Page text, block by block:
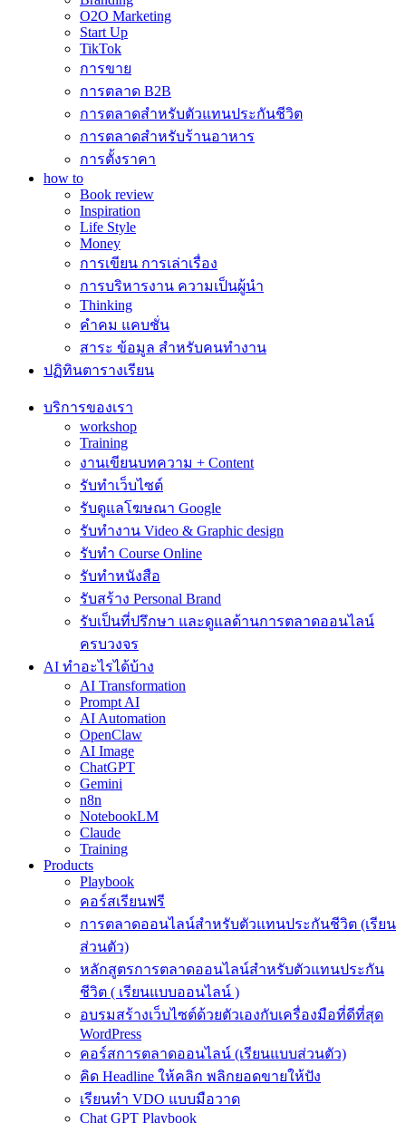
O2O Marketing
Start Up
TikTok
การขาย
การตลาด B2B
การตลาดสำหรับตัวแทนประกันชีวิต
การตลาดสำหรับร้านอาหาร
การตั้งราคา
how to
Book review
Inspiration
Life Style
Money
การเขียน การเล่าเรื่อง
การบริหารงาน ความเป็นผู้นำ
Thinking
คำคม แคบชั่น
สาระ ข้อมูล สำหรับคนทำงาน
ปฏิทินตารางเรียน
บริการของเรา
workshop
Training
งานเขียนบทความ + Content
รับทำเว็บไซต์
รับดูแลโฆษณา Google
รับทำงาน Video & Graphic design
รับทำ Course Online
รับทำหนังสือ
รับสร้าง Personal Brand
รับเป็นที่ปรึกษา และดูแลด้านการตลาดออนไลน์
ครบวงจร
AI ทำอะไรได้บ้าง
AI Transformation
Prompt AI
AI Automation
OpenClaw
AI Image
ChatGPT
Gemini
n8n
NotebookLM
Claude
Training
Products
Playbook
คอร์สเรียนฟรี
การตลาดออนไลน์สำหรับตัวแทนประกันชีวิต (เรียน
ส่วนตัว)
หลักสูตรการตลาดออนไลน์สำหรับตัวแทนประกัน
ชีวิต ( เรียนแบบออนไลน์ )
อบรมสร้างเว็บไซต์ด้วยตัวเองกับเครื่องมือที่ดีที่สุด
WordPress
คอร์สการตลาดออนไลน์ (เรียนแบบส่วนตัว)
คิด Headline ให้คลิก พลิกยอดขายให้ปัง
เรียนทำ VDO แบบมือวาด
Chat GPT Playbook